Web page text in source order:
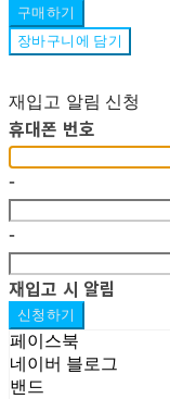
구매하기
장바구니에 담기
재입고 알림 신청
휴대폰 번호
-
-
재입고 시 알림
신청하기
페이스북
네이버 블로그
밴드